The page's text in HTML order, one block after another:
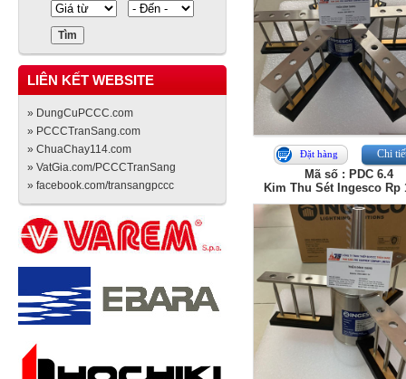
LIÊN KẾT WEBSITE
» DungCuPCCC.com
» PCCCTranSang.com
» ChuaChay114.com
» VatGia.com/PCCCTranSang
» facebook.com/transangpccc
Đặt hàng Chi
Mã số : PDC 6.4
Kim Thu Sét Ingesco Rp